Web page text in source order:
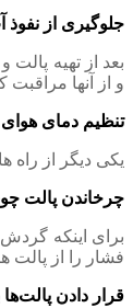
جلوگیری از نفوذ
بعد از تهیه
و از آنها مراقبت
تنظیم دمای
یکی دیگر از راه
چرخاندن پالت
برای اینکه گردش
فشار را از پالت
قرار دادن